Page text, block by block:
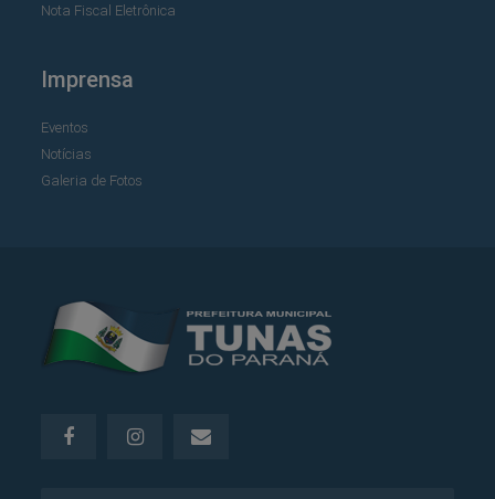
Nota Fiscal Eletrônica
Imprensa
Eventos
Notícias
Galeria de Fotos